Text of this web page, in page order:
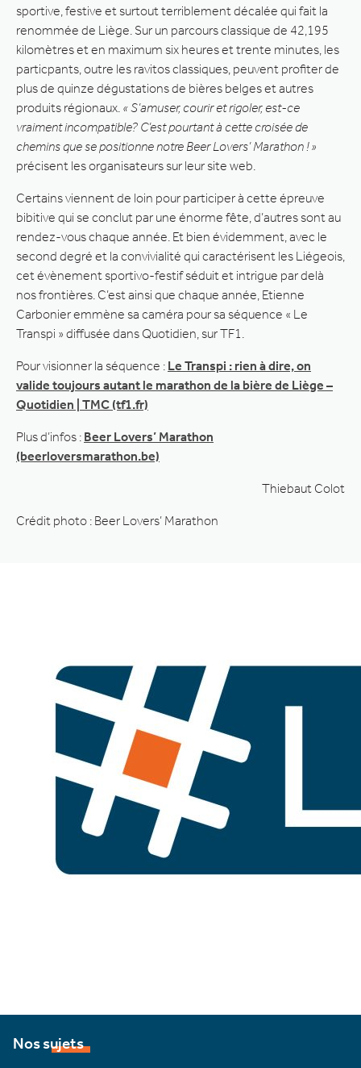
sportive, festive et surtout terriblement décalée qui fait la
renommée de Liège. Sur un parcours classique de 42,195
kilomètres et en maximum six heures et trente minutes, les
particpants, outre les ravitos classiques, peuvent profiter de
plus de quinze dégustations de bières belges et autres
produits régionaux. « S’amuser, courir et rigoler, est-ce
vraiment incompatible? C’est pourtant à cette croisée de
chemins que se positionne notre Beer Lovers’ Marathon ! »
précisent les organisateurs sur leur site web.
Certains viennent de loin pour participer à cette épreuve
bibitive qui se conclut par une énorme fête, d’autres sont au
rendez-vous chaque année. Et bien évidemment, avec le
second degré et la convivialité qui caractérisent les Liégeois,
cet évènement sportivo-festif séduit et intrigue par delà
nos frontières. C’est ainsi que chaque année, Etienne
Carbonier emmène sa caméra pour sa séquence « Le
Transpi » diffusée dans Quotidien, sur TF1.
Pour visionner la séquence : ​Le Transpi : ​rien à dire, on
valide toujours autant le marathon de la bière de Liège​ –
Quotidien | TMC (tf1.fr)
Plus d’infos : Beer Lovers’ Marathon
(beerloversmarathon.be)
Thiebaut Colot
Crédit photo : Beer Lovers’ Marathon
Nos sujets